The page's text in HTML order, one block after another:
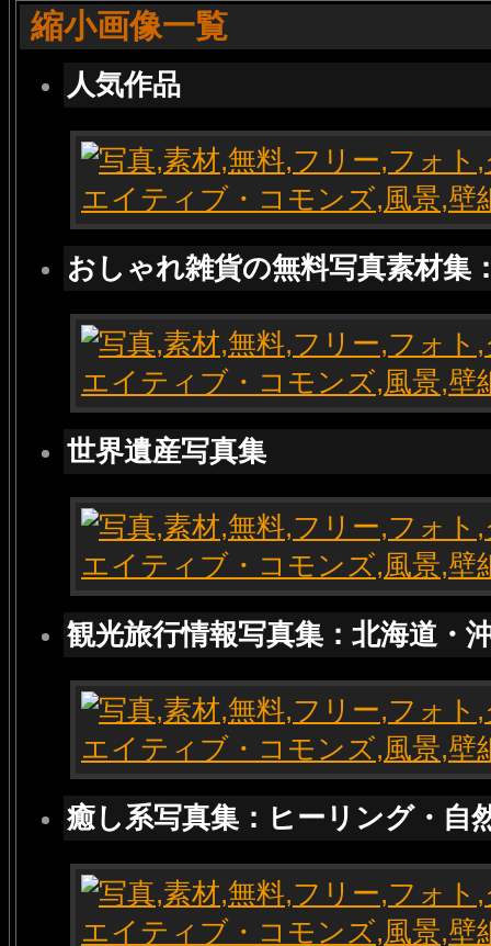
縮小画像一覧
人気作品
おしゃれ雑貨の無料写真素材集
世界遺産写真集
観光旅行情報写真集：北海道・
癒し系写真集：ヒーリング・自